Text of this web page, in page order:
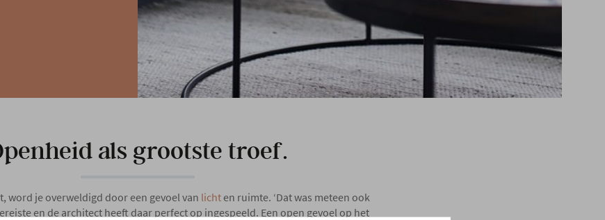
als grootste troef.
word je overweldigd door een gevoel van licht en ruimte. ‘Dat was meteen ook
en de architect heeft daar perfect op ingespeeld. Een open gevoel op het